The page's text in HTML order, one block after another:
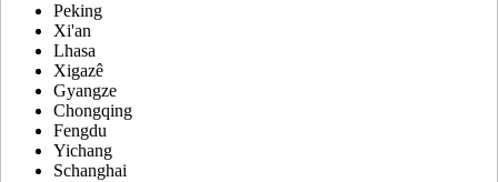
Peking
Xi'an
Lhasa
Xigazê
Gyangze
Chongqing
Fengdu
Yichang
Schanghai